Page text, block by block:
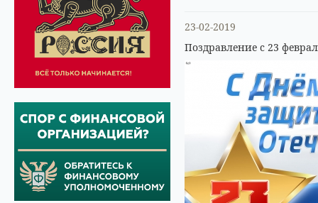
23-02-2019
Поздравление с 23